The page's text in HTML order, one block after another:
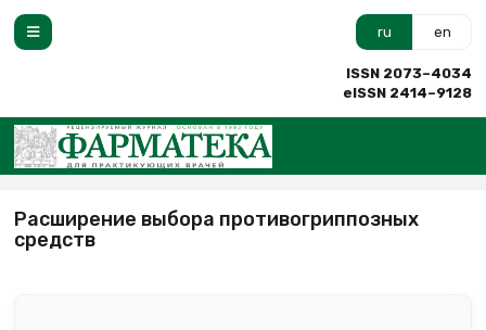
ru en
ISSN 2073–4034
eISSN 2414–9128
Расширение выбора противогриппозных
средств